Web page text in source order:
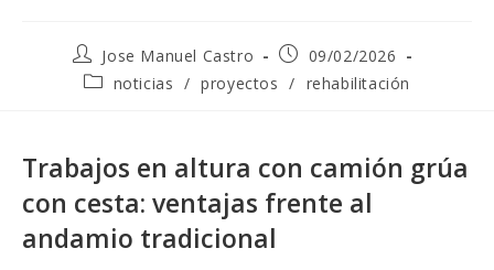
Jose Manuel Castro
09/02/2026
noticias / proyectos / rehabilitación
Trabajos en altura con camión grúa
con cesta: ventajas frente al
andamio tradicional